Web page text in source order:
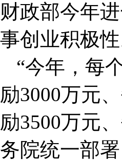
财政部今年
事创业积极性
“今年，每
励3000万元
励3500万元
务院统一部